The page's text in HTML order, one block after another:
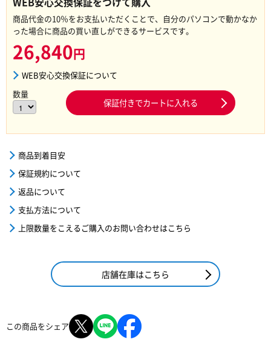
商品代金の10％をお支払いただくことで、自分のパソコンで動かなか
った場合に商品の買い直しができるサービスです。
26,840円
WEB安心交換保証について
数量
保証付きでカートに入れる
商品到着目安
保証規約について
返品について
支払方法について
上限数量をこえるご購入のお問い合わせはこちら
店舗在庫はこちら
この商品をシェア